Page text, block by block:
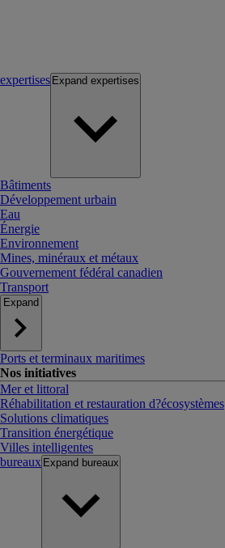
expertises Expand expertises
Bâtiments
Développement urbain
Eau
Énergie
Environnement
Mines, minéraux et métaux
Gouvernement fédéral canadien
Transport
Expand
Ports et terminaux maritimes
Nos initiatives
Mer et littoral
Réhabilitation et restauration d?écosystèmes
Solutions climatiques
Transition énergétique
Villes intelligentes
bureaux Expand bureaux